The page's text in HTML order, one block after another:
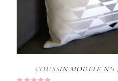
COUSSIN MODÈLE